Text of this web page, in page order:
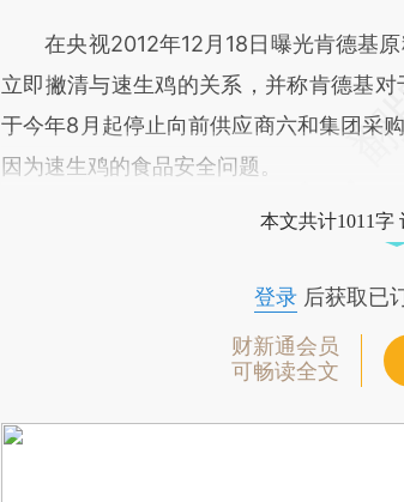
在央视2012年12月18日曝光肯德基原
立即撇清与速生鸡的关系，并称肯德基
于今年8月起停止向前供应商六和集团采
因为速生鸡的食品安全问题。
本文共计1011字
登录后获取已
财新通会员
可畅读全文